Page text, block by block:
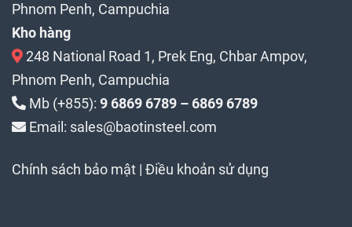
Phnom Penh, Campuchia
Kho hàng
248 National Road 1, Prek Eng, Chbar Ampov,
Phnom Penh, Campuchia
Mb (+855): 9 6869 6789 – 6869 6789
Email: sales@baotinsteel.com
Chính sách bảo mật | Điều khoản sử dụng